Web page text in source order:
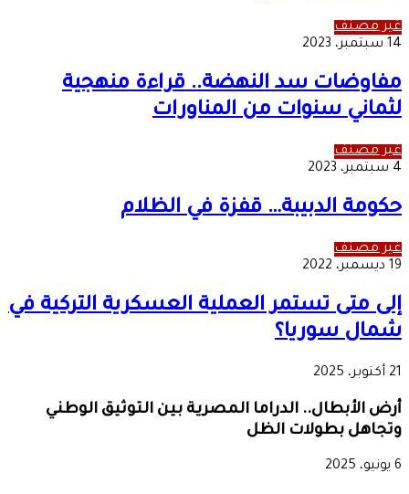
غير مصنف
14 سبتمبر، 2023
مفاوضات سد النهضة.. قراءة منهجية
لثماني سنوات من المناورات
غير مصنف
4 سبتمبر، 2023
حكومة الدبيبة… قفزة في الظلام
غير مصنف
19 ديسمبر، 2022
إلى متى تستمر العملية العسكرية التركية في
شمال سوريا؟
21 أكتوبر، 2025
أرض الأبطال.. الدراما المصرية بين التوثيق الوطني
وتجاهل بطولات الظل
6 يونيو، 2025